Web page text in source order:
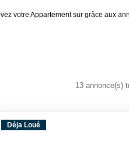
votre Appartement sur grâce aux
13 annonce(s)
Déja Loué